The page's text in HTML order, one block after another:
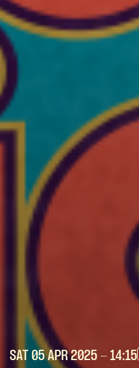
SAT 05 APR2025 - 14:15